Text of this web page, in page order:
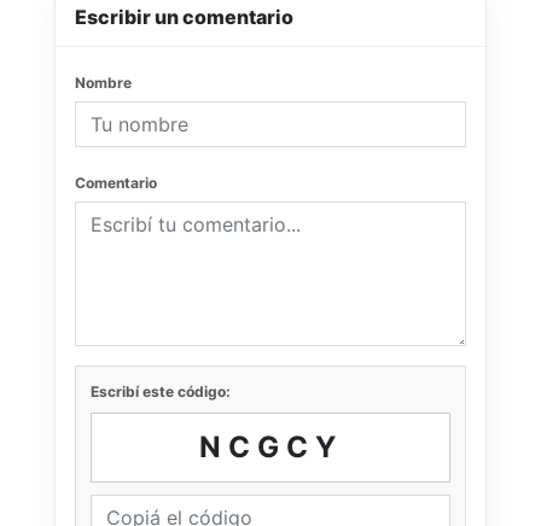
Escribir un comentario
Nombre
Comentario
Escribí este código:
NCGCY